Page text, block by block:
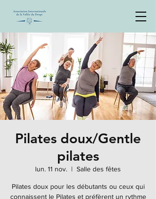
Pilates doux/Gentle
pilates
lun. 11 nov.
  |
Salle des fêtes
Pilates doux pour les débutants ou ceux qui
connaissent le Pilates et préfèrent un rythme